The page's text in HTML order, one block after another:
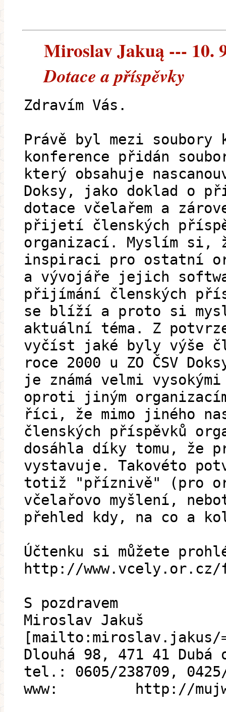
Miroslav Jakuą --- 10.
Dotace a příspěvky
Zdravím Vás.
Právě byl mezi
konference přidán
který obsahuje
Doksy, jako doklad o
dotace včelařem a
přijetí členských
organizací. Myslím si,
inspiraci pro ostatní
a vývojáře jejich
přijímání členských
se blíží a proto si
aktuální téma. Z
vyčíst jaké byly výše
roce 2000 u ZO ČSV
je známá velmi
oproti jiným
říci, že mimo jiného
členských příspěvků
dosáhla díky tomu, že
vystavuje. Takovéto
totiž "příznivě" (pro
včelařovo myšlení,
přehled kdy, na co a
Účtenku si můžete
http://
S pozdravem
Miroslav Jakuš
Dlouhá 98, 471 41
tel.: 0605/238709, 0425/
www: http://